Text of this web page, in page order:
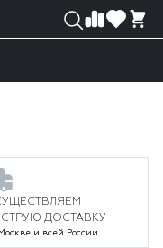
ДОСТАВКУ
и всей России